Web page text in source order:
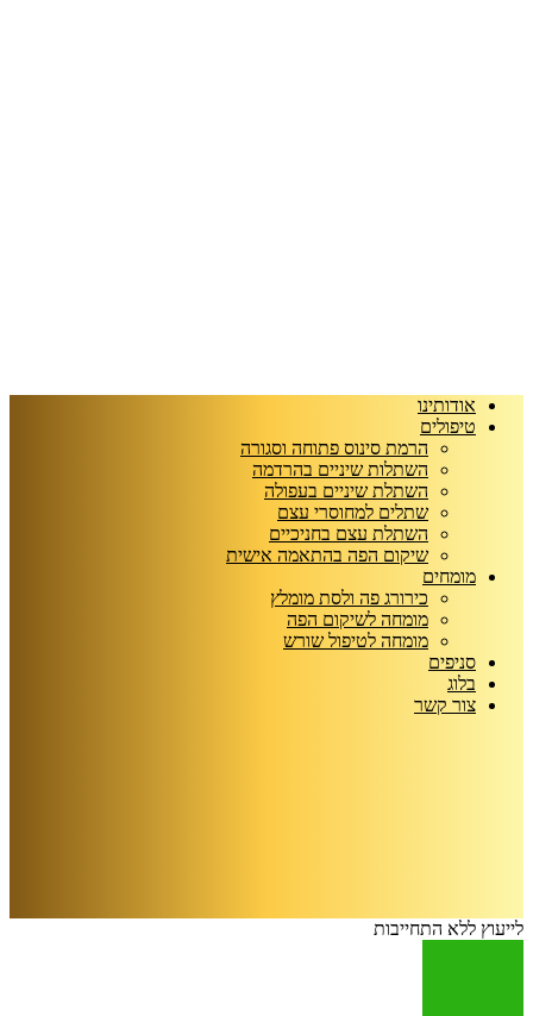
אודותינו
טיפולים
הרמת סינוס פתוחה וסגורה
השתלות שיניים בהרדמה
השתלת שיניים בעפולה
שתלים למחוסרי עצם
השתלת עצם בחניכיים
שיקום הפה בהתאמה אישית
מומחים
כירורג פה ולסת מומלץ
מומחה לשיקום הפה
מומחה לטיפול שורש
סניפים
בלוג
צור קשר
לייעוץ ללא התחייבות